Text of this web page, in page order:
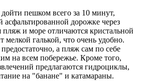
пешком всего за 10 минут,
дорожке через
и море отличаются кристальной
мелкой галькой, что очень удобно.
а пляж сам по себе
на всем побережье. Кроме того,
предлагаются гидроциклы,
на "банане" и катамараны.